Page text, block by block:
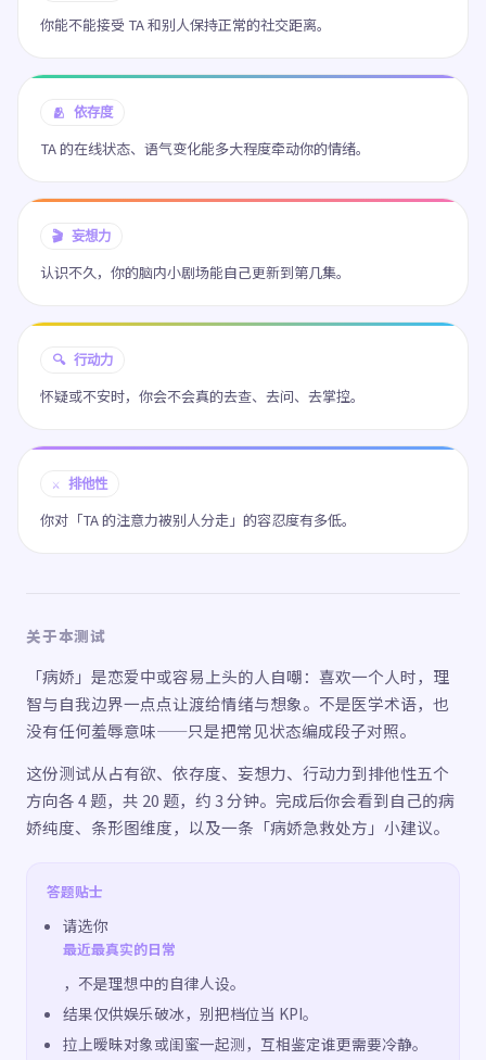
你能不能接受 TA 和别人保持正常的社交距离。
🫂 依存度
TA 的在线状态、语气变化能多大程度牵动你的情绪。
🎬 妄想力
认识不久，你的脑内小剧场能自己更新到第几集。
🔍 行动力
怀疑或不安时，你会不会真的去查、去问、去掌控。
⚔️ 排他性
你对「TA 的注意力被别人分走」的容忍度有多低。
关于本测试
「病娇」是恋爱中或容易上头的人自嘲：喜欢一个人时，理
智与自我边界一点点让渡给情绪与想象。不是医学术语，也
没有任何羞辱意味——只是把常见状态编成段子对照。
这份测试从占有欲、依存度、妄想力、行动力到排他性五个
方向各 4 题，共 20 题，约 3 分钟。完成后你会看到自己的病
娇纯度、条形图维度，以及一条「病娇急救处方」小建议。
答题贴士
请选你
最近最真实的日常
，不是理想中的自律人设。
结果仅供娱乐破冰，别把档位当 KPI。
拉上暧昧对象或闺蜜一起测，互相鉴定谁更需要冷静。